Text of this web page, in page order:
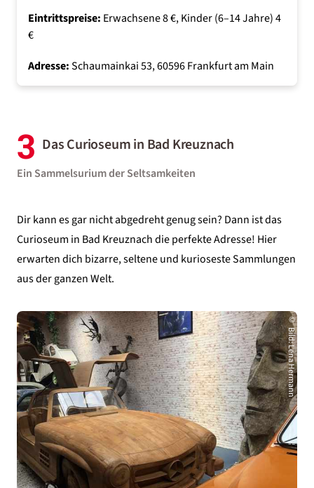
Eintrittspreise: Erwachsene 8 €, Kinder (6–14 Jahre) 4
€
Adresse:Schaumainkai 53, 60596 Frankfurt am Main
3 Das Curioseum in Bad Kreuznach
Ein Sammelsurium der Seltsamkeiten
Dir kann es gar nicht abgedreht genug sein? Dann ist das
Curioseum in Bad Kreuznach die perfekte Adresse! Hier
erwarten dich bizarre, seltene und kurioseste Sammlungen
aus der ganzen Welt.
©
Bild
:
Lena Hermann